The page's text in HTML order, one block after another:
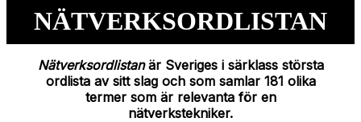
NÄTVERKSORDLISTAN
Nätverksordlistanär Sveriges i särklass största
ordlista av sitt slag och som samlar 181 olika
termer som är relevanta för en
nätverkstekniker.